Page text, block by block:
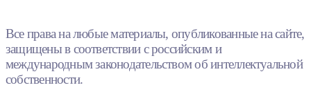
Все права на любые материалы, опубликованные на сайте,
защищены в соответствии с российским и
международным законодательством об интеллектуальной
собственности.